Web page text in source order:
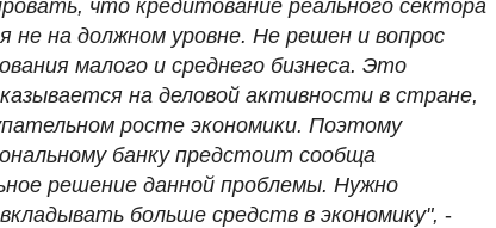
что кредитование реального сектора
не на должном уровне. Не решен и вопрос
малого и среднего бизнеса. Это
на деловой активности в стране,
росте экономики. Поэтому
банку предстоит сообща
решение данной проблемы. Нужно
больше средств в экономику", -